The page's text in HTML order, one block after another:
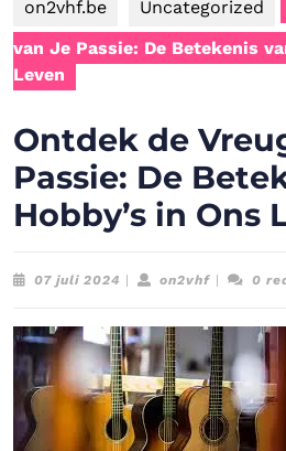
on2vhf.be Uncategorized
van Je Passie: De Betekenis
Leven
Ontdek de
Passie: De
Hobby’s in Ons
07 juli 2024 07
on2vhfon2vhf
0